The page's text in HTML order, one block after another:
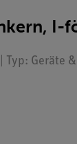
I-
Geräte